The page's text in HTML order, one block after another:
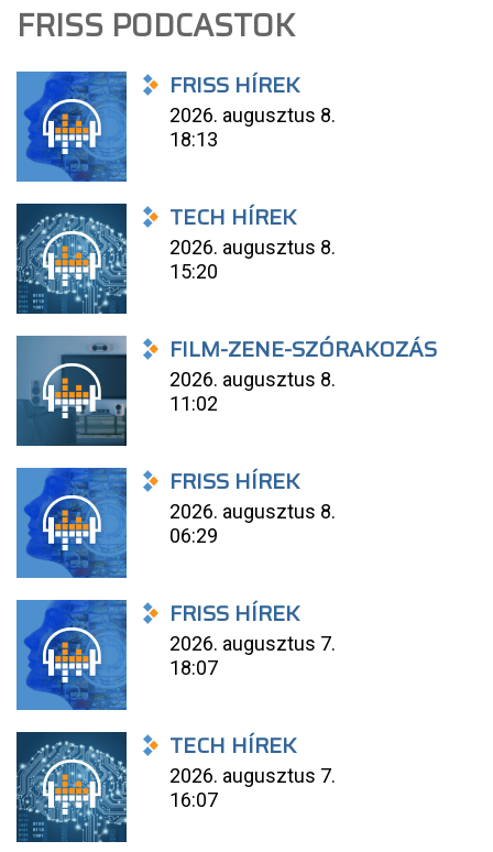
FRISS PODCASTOK
FRISS HÍREK
2026. augusztus 8.
18:13
TECH HÍREK
2026. augusztus 8.
15:20
FILM-ZENE-SZÓRAKOZÁS
2026. augusztus 8.
11:02
FRISS HÍREK
2026. augusztus 8.
06:29
FRISS HÍREK
2026. augusztus 7.
18:07
TECH HÍREK
2026. augusztus 7.
16:07